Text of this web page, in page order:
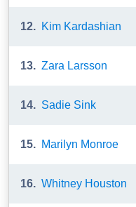
12. Kim Kardashian
13. Zara Larsson
14. Sadie Sink
15. Marilyn Monroe
16. Whitney Houston